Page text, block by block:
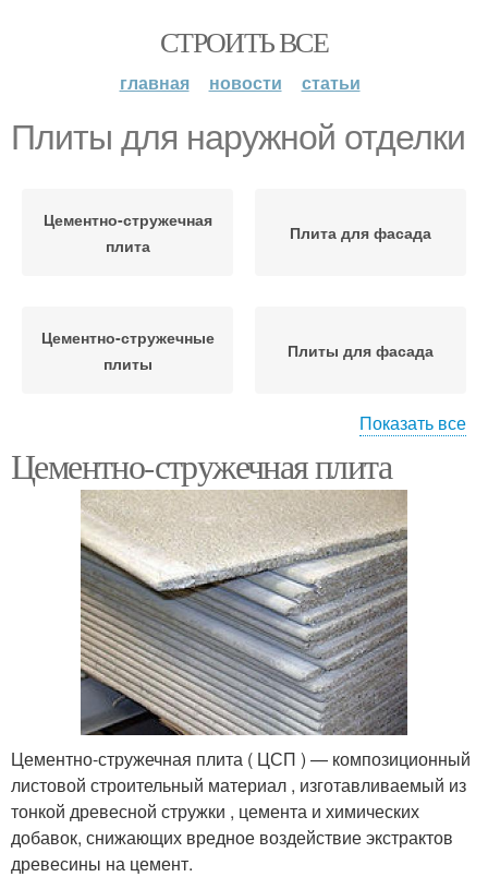
СТРОИТЬ ВСЕ
главная новости статьи
Плиты для наружной отделки
Цементно-стружечная
плита
Плита для фасада
Цементно-стружечные
плиты
Плиты для фасада
Стружечная плита Фасадные плиты
Материалы для
наружной отделки
Панели для наружной
отделки
Панели для отделки Внешний отделка
Показать все
Цементно-стружечная плита
Цементно-стружечная плита ( ЦСП ) — композиционный
листовой строительный материал , изготавливаемый из
тонкой древесной стружки , цемента и химических
добавок, снижающих вредное воздействие экстрактов
древесины на цемент.